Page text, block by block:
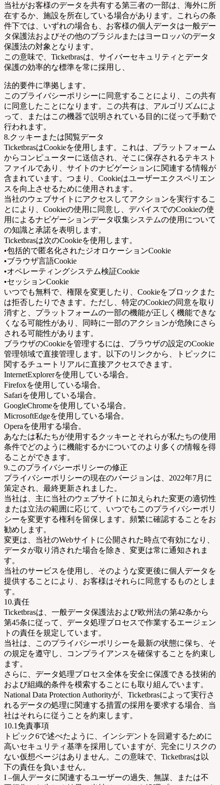
当社がお客様のデータを共有する第三者の一部は、海外に所
在するか、施設を所在している場合があります。これらの条
件下では、いずれの場合も、お客様の個人データは一般デー
タ保護法およびその他のブラジルまたはヨーロッパのデータ
保護法の対象となります。
この意味で、Ticketbrasは、サイバーセキュリティとデータ
保護の効率的な標準を常に採用し、
法的要件に準拠します。
このプライバシーポリシーに同意することにより、この共有
に同意したことになります。この共有は、アルゴリズムによ
って、またはこの機器で説明されている目的に従って手動で
行われます。
8.クッキーまたは閲覧データ
TicketbrasはCookieを使用します。これは、プラットフォーム
からコンピューターに送信され、そこに保存されるテキスト
ファイルであり、サイトのナビゲーションに関連する情報が
含まれています。つまり、Cookieはユーザーエクスペリエン
スを向上させるために使用されます。
当社のウェブサイトにアクセスしてアクションを実行するこ
とにより、Cookieの使用に同意し、デバイスでのCookieの使
用によるナビゲーションデータ収集システムの使用について
の知識と承諾を表明します。
Ticketbrasは次のCookieを使用します。
•包括的で匿名化されたジオロケーションCookie
•ブラウザ言語Cookie
•オペレーティングシステム検証Cookie
•セッションCookie
いつでも無料で、権限を変更したり、Cookieをブロックまた
は拒否したりできます。ただし、特定のCookieの同意を取り
消すと、プラットフォームの一部の機能が正しく機能できな
くなる可能性があり、同時に一部のアクションが危険にさら
される可能性があります。
ブラウザのCookieを管理するには、ブラウザの設定のCookie
管理領域で直接管理します。以下のリンクから、トピックに
関するチュートリアルに直接アクセスできます。
InternetExplorerを使用している場合。
Firefoxを使用している場合。
Safariを使用している場合。
GoogleChromeを使用している場合。
MicrosoftEdgeを使用している場合。
Operaを使用する場合。
あなたは私たちが使用するクッキーとそれらが私たちの使用
条件でどのように機能するかについてのより多くの情報を得
ることができます。
9.このプライバシーポリシーの修正
プライバシーポリシーの現在のバージョンは、2022年7月に
策定され、最終更新されました。
当社は、主に当社のウェブサイトに加えられた変更の適切性
または立法の範囲に応じて、いつでもこのプライバシーポリ
シーを変更する権利を留保します。頻繁に確認することをお
勧めします。
変更は、当社のWebサイトに公開された時点で有効になり、
データが取り消された場合を除き、変更は常に通知されま
す。
当社のサービスを使用し、そのような変更後に個人データを
提供することにより、お客様はそれらに同意するものとしま
す。
10.責任
Ticketbrasは、一般データ保護法および欧州法の第42条から
第45条に従って、データ処理プロセスで作業するエージェン
トの責任を規定しています。
当社は、このプライバシーポリシーを最新の状態に保ち、そ
の規定を遵守し、コンプライアンスを確保することを約束し
ます。
さらに、データ処理プロセス全体を安全に保護できる技術的
および組織的条件を模索することにも取り組んでいます。
National Data Protection Authorityが、Ticketbrasによって実行さ
れるデータの処理に関連する措置の採用を要求する場合、当
社はそれらに従うことを約束します。
10.1免責事項
トピック6で述べたように、インシデントを回避するために
高いセキュリティ基準を採用していますが、完全にリスクの
ない仮想ページはありません。この意味で、Ticketbrasは以
下の責任を負いません。
I –個人データに関連するユーザーの過失、無謀、または不